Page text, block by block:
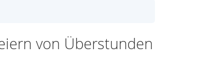
von Überstunden